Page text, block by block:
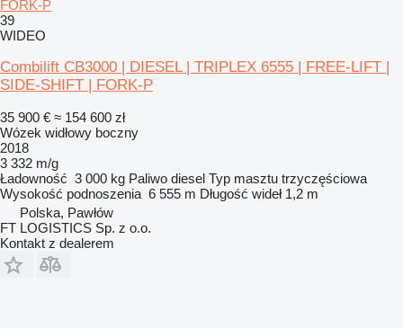
FORK-P
39
WIDEO
Combilift CB3000 | DIESEL | TRIPLEX 6555 | FREE-LIFT |
SIDE-SHIFT | FORK-P
35 900 € ≈ 154 600 zł
Wózek widłowy boczny
2018
3 332 m/g
Ładowność 3 000 kg Paliwo diesel Typ masztu trzyczęściowa
Wysokość podnoszenia 6 555 m Długość wideł 1,2 m
Polska, Pawłów
FT LOGISTICS Sp. z o.o.
Kontakt z dealerem